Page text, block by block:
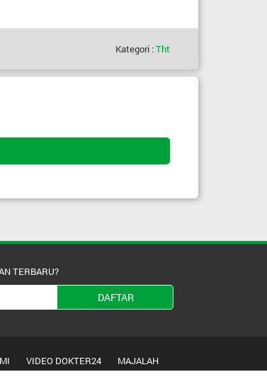
Kategori :Tht
TERBARU?
DAFTAR
VIDEO DOKTER24
MAJALAH